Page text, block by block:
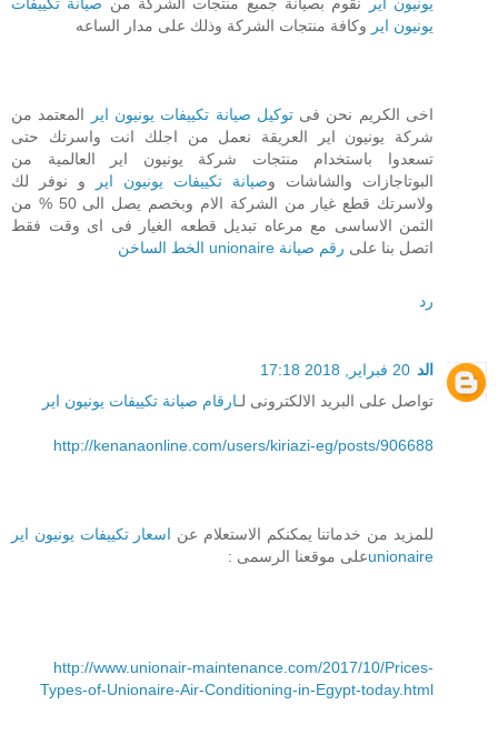
يونيون اير
نقوم بصيانة جميع منتجات الشركة من صيانة تكييفات
يونيون اير وكافة منتجات الشركة وذلك على مدار الساعه
اخى الكريم نحن فىتوكيل صيانة تكييفات يونيون اير
المعتمد من
شركة يونيون اير العريقة نعمل من اجلك انت واسرتك حتى
تسعدوا باستخدام منتجات شركة يونيون اير العالمية من
البوتاجازات والشاشات وصيانة تكييفات يونيون اير
و نوفر لك
ولاسرتك قطع غيار من الشركة الام وبخصم يصل الى 50 % من
الثمن الاساسى مع مرعاه تبديل قطعه الغيار فى اى وقت فقط
اتصل بنا على رقم صيانة unionaire الخط الساخن
رد
الد 20 فبراير, 2018 17:18
تواصل على البريد الالكترونى لـارقام صيانة تكييفات يونيون اير
http://kenanaonline.com/users/kiriazi-eg/posts/906688
للمزيد من خدماتنا يمكنكم الاستعلام عن اسعار تكييفات يونيون اير
unionaireعلى موقعنا الرسمى :
http://www.unionair-maintenance.com/2017/10/Prices-
Types-of-Unionaire-Air-Conditioning-in-Egypt-today.html